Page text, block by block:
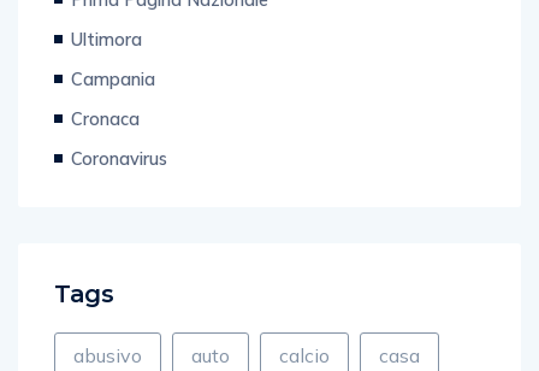
Ultimora
Campania
Cronaca
Coronavirus
abusivo auto calcio casa